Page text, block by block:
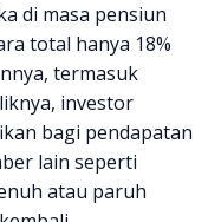
di masa pensiun
total hanya 18%
termasuk
investor
bagi pendapatan
lain seperti
atau paruh